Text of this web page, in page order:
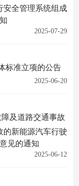
安全管理系统组成
2025-07-29
标准立项的公告
2025-06-20
及道路交通事故
的新能源汽车行驶
见的通知
2025-06-12